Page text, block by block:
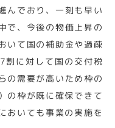
んでおり、一刻も早い
で、今後の物価上昇の
いて国の補助金や過疎
割に対して国の交付税
の需要が高いため枠の
の枠が既に確保できて
おいても事業の実施を